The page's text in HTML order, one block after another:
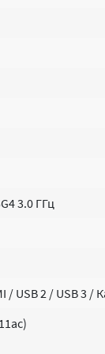
3.0 ГГц
/ USB 2 / USB 3 /